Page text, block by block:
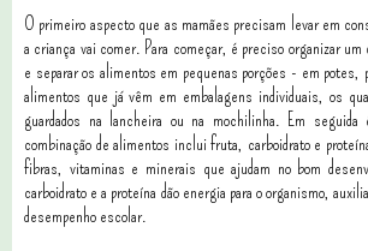
O primeiro aspecto que as mamães precisam levar em
a criança vai comer. Para começar, é preciso organizar
e separar os alimentos em pequenas porções - em potes,
alimentos que já vêm em embalagens individuais, os
guardados na lancheira ou na mochilinha. Em
combinação de alimentos inclui fruta, carboidrato e
fibras, vitaminas e minerais que ajudam no bom
carboidrato e a proteína dão energia para o organismo,
desempenho escolar.